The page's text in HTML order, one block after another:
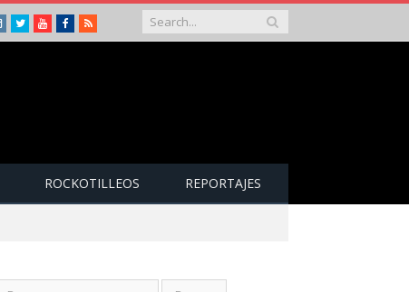
Instagram
TwitterYoutubeFacebook
RSS
ROCKOTILLEOS REPORTAJES